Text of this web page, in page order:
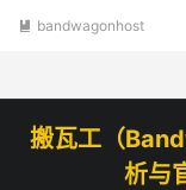
 bandwagonhost
搬瓦工（
析与